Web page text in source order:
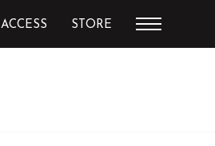
ACCESS STORE